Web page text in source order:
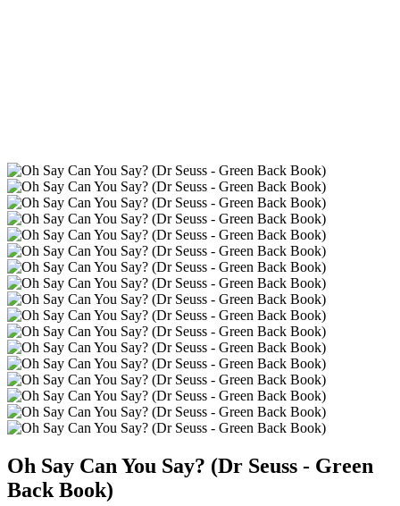
Oh Say Can You Say? (Dr Seuss - Green
Back Book)